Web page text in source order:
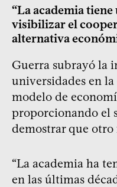
“La academia
visibilizar el
alternativa
Guerra subrayó la
universidades en
modelo de
proporcionando el
demostrar que otro
“La academia ha
en las últimas